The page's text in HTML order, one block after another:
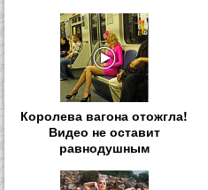
Королева вагона отожгла!
Видео не оставит
равнодушным